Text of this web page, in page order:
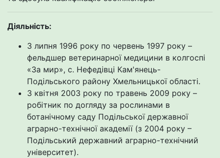
Діяльність:
З липня 1996 року по червень 1997 року –
фельдшер ветеринарної медицини в колгоспі
«За мир», с. Нефедівці Кам'янець-
Подільського району Хмельницької області.
З квітня 2003 року по травень 2009 року –
робітник по догляду за рослинами в
ботанічному саду Подільської державної
аграрно-технічної академії (з 2004 року –
Подільський державний аграрно-технічний
університет).